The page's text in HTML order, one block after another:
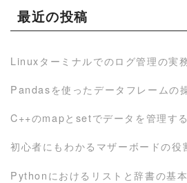
最近の投稿
Linuxターミナルでのログ管理の実
Pandasを使ったデータフレームの
C++のmapとsetでデータを管理す
初心者にもわかるマザーボードの役
Pythonにおけるリストと辞書の基